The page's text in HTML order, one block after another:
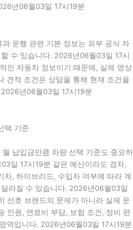
년06월03일 17시19분
운행 관련 기본 정보는 외부 공식 자
수 있습니다. 2026년06월03일 17시
인 자동차 정보이기 때문에, 실제 영상
견적 조건은 상담을 통해 현재 조건을
년06월03일 17시19분
택 기준
납입금만큼 차량 선택 기준도 중요하
일 17시19분 같은 예산이라도 경차,
차, 하이브리드, 수입차 여부에 따라 계
라질 수 있습니다. 2026년06월03일
선호 브랜드의 문제가 아니라 실제 운
인원, 연료비 부담, 보험 조건, 정비 편
역입니다. 2026년06월03일 17시19분